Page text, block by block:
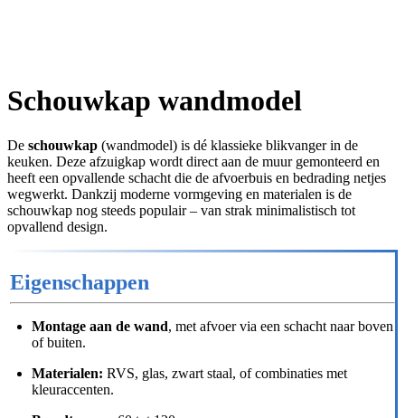
Schouwkap wandmodel
De schouwkap (wandmodel) is dé klassieke blikvanger in de
keuken. Deze afzuigkap wordt direct aan de muur gemonteerd en
heeft een opvallende schacht die de afvoerbuis en bedrading netjes
wegwerkt. Dankzij moderne vormgeving en materialen is de
schouwkap nog steeds populair – van strak minimalistisch tot
opvallend design.
Eigenschappen
Montage aan de wand, met afvoer via een schacht naar boven
of buiten.
Materialen: RVS, glas, zwart staal, of combinaties met
kleuraccenten.